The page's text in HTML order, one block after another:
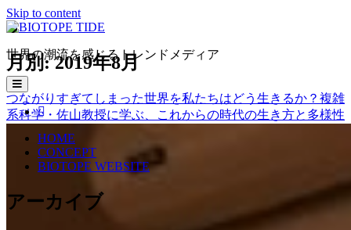
Skip to content
BIOTOPE
世界の潮流を感じるトレンドメディア
open
primary
menu
facebook
HOME
CONCEPT
BIOTOPE WEBSITE
Sidebar
アーカイブ
月別: 2019年8月
つながりすぎてしまった世界を私たちはどう生きるか？複雑
系科学・佐山教授に学ぶ、これからの時代の生き方と多様性